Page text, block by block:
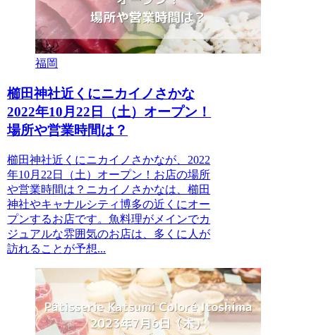
福岡
櫛田神社近くにニカイノさかな
2022年10月22日（土）オープン！
場所や営業時間は？
櫛田神社近くにニカイノさかなが、2022
年10月22日（土）オープン！お店の場所
や営業時間は？ニカイノさかなは、櫛田
神社やキャナルシティ博多の近くにオー
プンするお店です。魚料理がメインでカ
ジュアルな雰囲気のお店は、多くに人が
訪れることが予想...